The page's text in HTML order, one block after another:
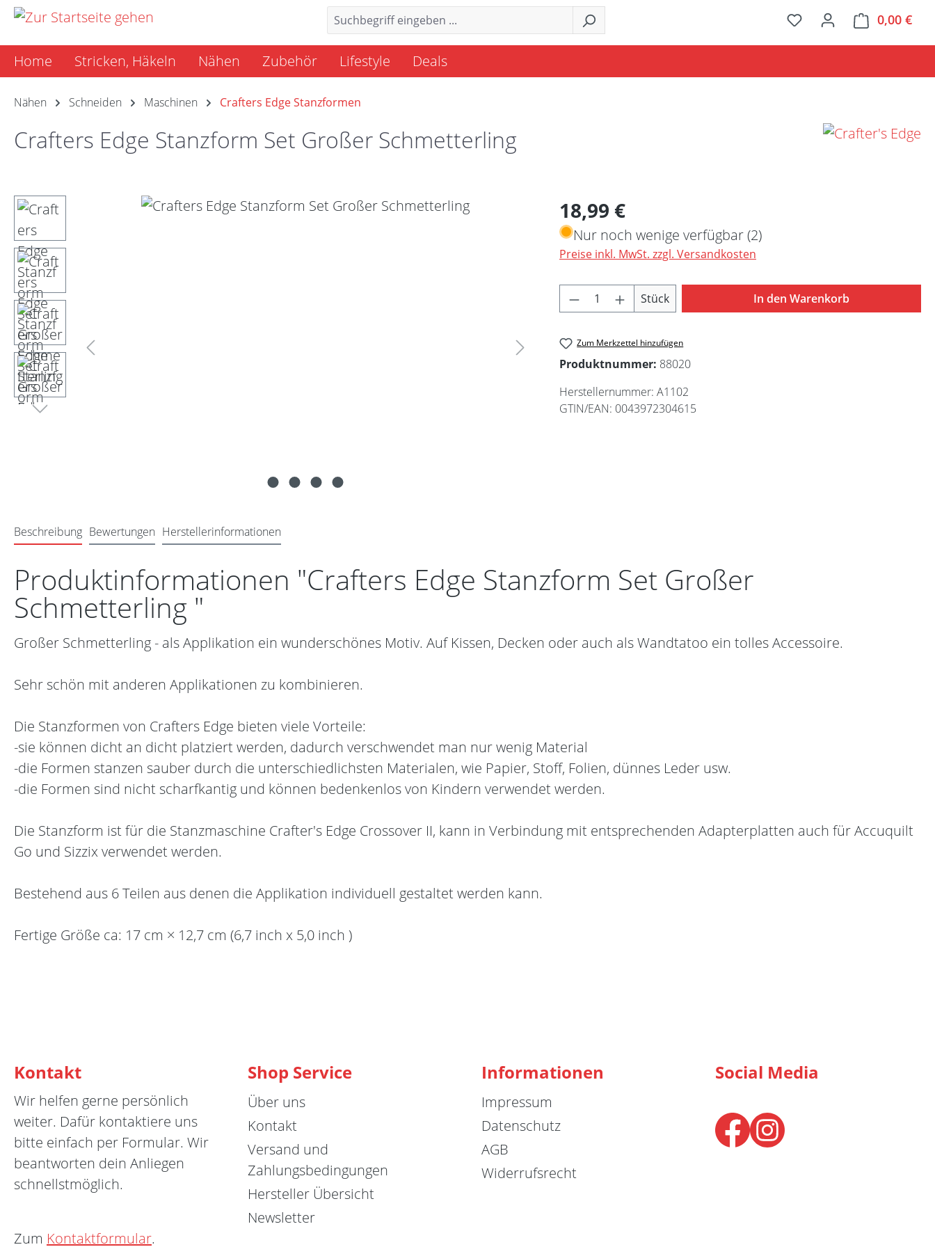
Hauptinhalt springen
Zur Suche springen
Zur Hauptnavigation springen 0,00 €
Home Stricken, Häkeln Nähen Zubehör Lifestyle Deals
Nähen Schneiden Maschinen Crafters Edge Stanzformen
Crafters Edge Stanzform Set Großer Schmetterling
Bildergalerie überspringen Regulärer Preis:
18,99 €
Nur noch wenige verfügbar (2)
Preise inkl. MwSt. zzgl. Versandkosten
Produkt Anzahl: Gib den gewünschten Wert ein
Stück In den Warenkorb
Zum Merkzettel hinzufügen
Produktnummer: 88020
Herstellernummer: A1102
GTIN/EAN: 0043972304615
Beschreibung Bewertungen Herstellerinformationen
Produktinformationen "Crafters Edge Stanzform Set Großer
Schmetterling "
Großer Schmetterling - als Applikation ein wunderschönes Motiv. Auf Kissen, Decken oder auch als Wandtatoo ein tolles Accessoire.
Sehr schön mit anderen Applikationen zu kombinieren.
Die Stanzformen von Crafters Edge bieten viele Vorteile:
-sie können dicht an dicht platziert werden, dadurch verschwendet man nur wenig Material
-die Formen stanzen sauber durch die unterschiedlichsten Materialen, wie Papier, Stoff, Folien, dünnes Leder usw.
-die Formen sind nicht scharfkantig und können bedenkenlos von Kindern verwendet werden.
Die Stanzform ist für die Stanzmaschine Crafter's Edge Crossover II, kann in Verbindung mit entsprechenden Adapterplatten auch für Accuquilt
Go und Sizzix verwendet werden.
Bestehend aus 6 Teilen aus denen die Applikation individuell gestaltet werden kann.
Fertige Größe ca: 17 cm × 12,7 cm (6,7 inch x 5,0 inch )
Kontakt
Wir helfen gerne persönlich
weiter. Dafür kontaktiere uns
bitte einfach per Formular. Wir
beantworten dein Anliegen
schnellstmöglich.
Zum Kontaktformular.
Shop Service
Über uns
Kontakt
Versand und
Zahlungsbedingungen
Hersteller Übersicht
Newsletter
Informationen
Impressum
Datenschutz
AGB
Widerrufsrecht
Social Media